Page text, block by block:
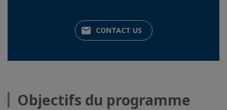
CONTACT US
Objectifs du programme